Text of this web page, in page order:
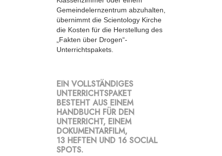
Gemeindelernzentrum abzuhalten,
übernimmt die Scientology Kirche
die Kosten für die Herstellung des
„Fakten über Drogen“-
Unterrichtspakets.
EIN VOLLSTÄNDIGES
UNTERRICHTSPAKET
BESTEHT AUS EINEM
HANDBUCH FÜR DEN
UNTERRICHT, EINEM
DOKUMENTARFILM,
13 HEFTEN UND 16 SOCIAL
SPOTS.